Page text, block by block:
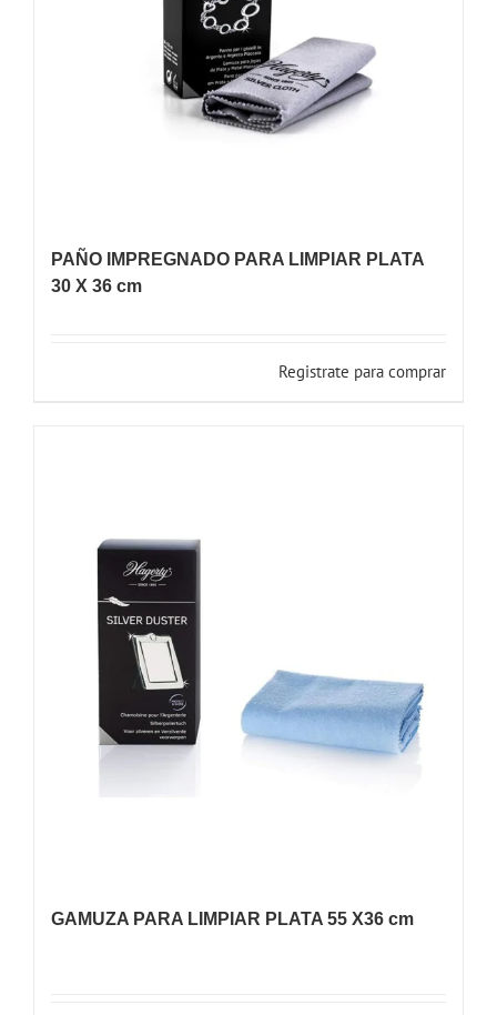
PAÑO IMPREGNADO PARA LIMPIAR PLATA
30 X 36 cm
Registrate para comprar
GAMUZA PARA LIMPIAR PLATA 55 X36 cm